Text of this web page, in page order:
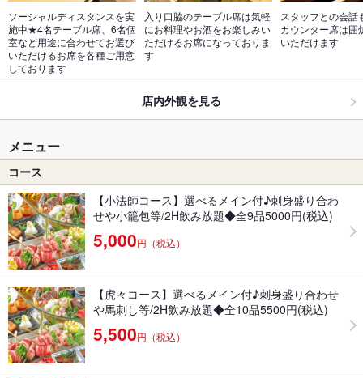
ソーシャルディスタンスを実
施中★4名テーブル席、6名個
室など用途に合わせてお選び
いただけるお席を各種ご用意
しております
入り口脇のテーブル席は気軽
にお料理やお酒をお楽しみい
ただけるお席になっておりま
す
スタッフとの会話
カウンター席は囲
いただけます
店内外観を見る
メニュー
コース
【小法師コース】選べるメイン付♪刺身盛り合わ
せや小籠包等/2H飲み放題◆全9品5000円(税込)
5,000円（税込）
【虎々コース】選べるメイン付♪刺身盛り合わせ
や馬刺し等/2H飲み放題◆全10品5500円(税込)
5,500円（税込）